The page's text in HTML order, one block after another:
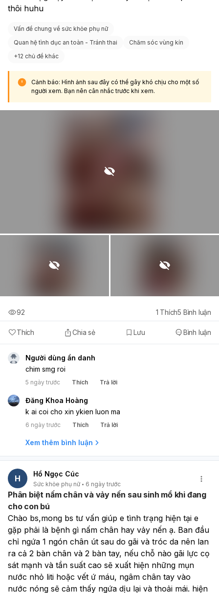
thôi huhu
Vấn đề chung về sức khỏe phụ nữ
Quan hệ tình dục an toàn - Tránh thai
Chăm sóc vùng kín
+12 chủ đề khác
Cảnh báo: Hình ảnh sau đây có thể gây khó chịu cho một số
người xem. Bạn nên cân nhắc trước khi xem.
Thích Chia sẻ Lưu Bình luận
92 1 Thích5 Bình luận
Người dùng ẩn danh
chim smg roi
5 ngày trước Thích Trả lời
Đăng Khoa Hoàng
k ai coi cho xin ykien luon ma
6 ngày trước Thích Trả lời
Xem thêm bình luận
H Hồ Ngọc Cúc
Sức khỏe phụ nữ 6 ngày trước
Phân biệt nấm chân và vảy nến sau sinh mổ khi đang
cho con bú
Chào bs,mong bs tư vấn giúp e tình trạng hiện tại e
gặp phải là bệnh gì nấm chân hay vảy nến ạ. Ban đầu
chỉ ngứa 1 ngón chân út sau do gãi và tróc da nên lan
ra cả 2 bàn chân và 2 bàn tay, nếu chỗ nào gãi lực cọ
sát mạnh và tần suất cao sẽ xuất hiện những mụn
nước nhỏ liti hoặc vết ứ máu, ngâm chân tay vào
nước nóng sẽ cảm thấy ngứa dịu lại và thoải mái. hiện